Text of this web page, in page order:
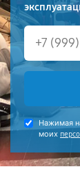
Нажимая
моих